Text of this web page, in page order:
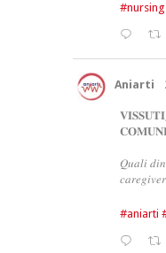
#nursing
Aniarti
𝑄𝑢𝑎𝑙𝑖
#aniarti